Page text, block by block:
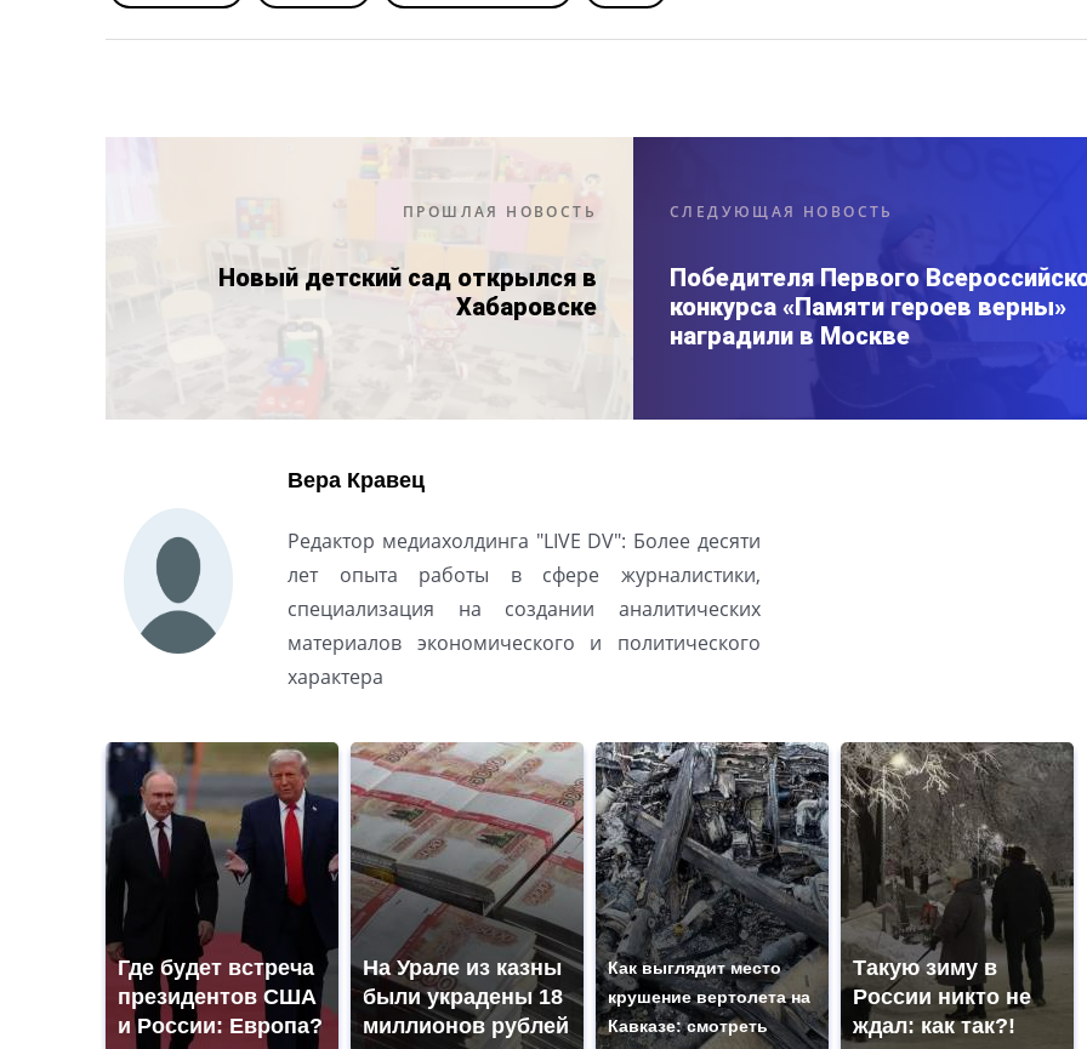
ПРОШЛАЯ НОВОСТЬ
Новый детский сад открылся в
Хабаровске
СЛЕДУЮЩАЯ НОВОСТЬ
Победителя Первого
конкурса «Памяти героев верны»
наградили в Москве
Вера Кравец
Редактор медиахолдинга "LIVE DV": Более десяти
лет опыта работы в сфере журналистики,
специализация на создании аналитических
материалов экономического и политического
характера
Где будет встреча
президентов США
и России: Европа?
На Урале из казны
были украдены 18
миллионов рублей
Как выглядит место
крушение вертолета на
Кавказе: смотреть
Такую зиму в
России никто не
ждал: как так?!